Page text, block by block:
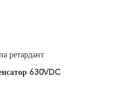
ретардант
630VDC